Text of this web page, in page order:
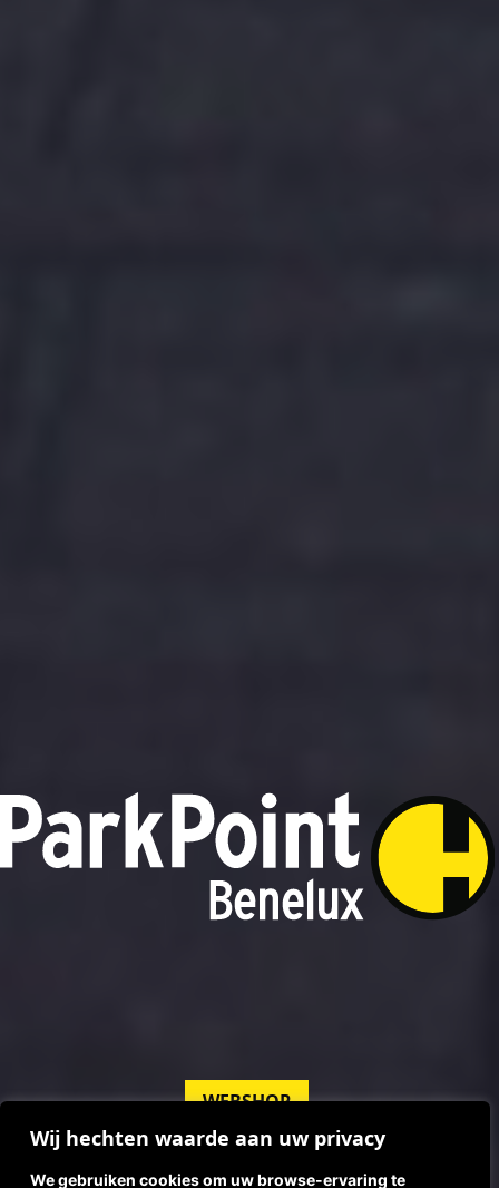
Wij hechten waarde aan uw privacy
We gebruiken cookies om uw browse-ervaring te
WEBSHOP
DOE DE SLAGBOOM CONFIGURATOR